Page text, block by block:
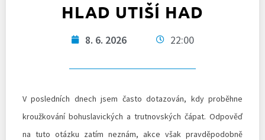
HLAD UTIŠÍ HAD
8. 6. 2026 22:00
V posledních dnech jsem často dotazován, kdy proběhne
kroužkování bohuslavických a trutnovských čápat. Odpověď
na tuto otázku zatím neznám, akce však pravděpodobně